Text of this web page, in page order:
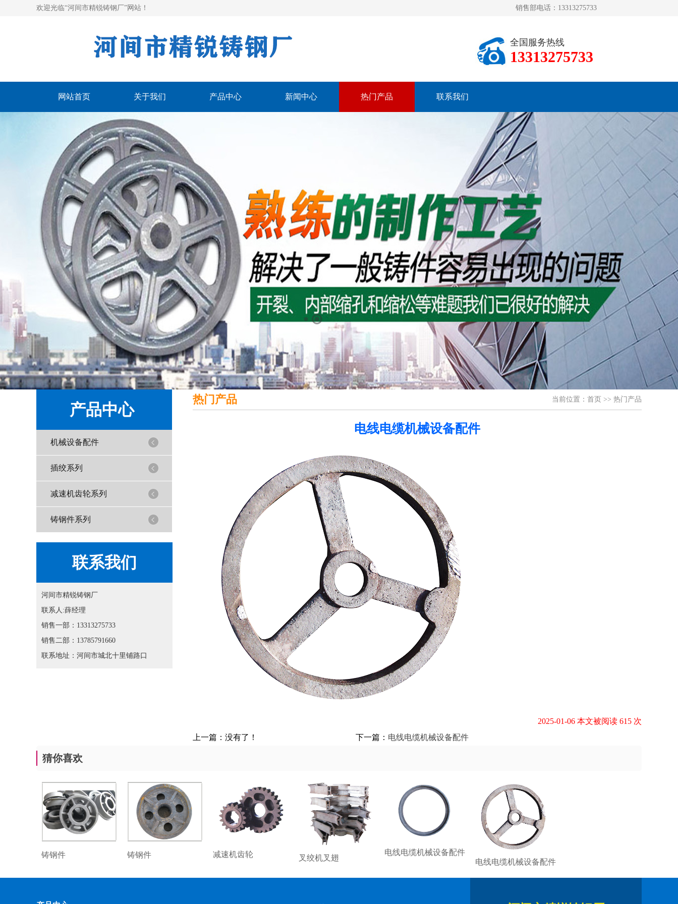
欢迎光临“河间市精锐铸钢厂”网站！ 销售部电话：13313275733
全国服务热线
13313275733
网站首页 关于我们 产品中心 新闻中心 热门产品 联系我们
产品中心
机械设备配件
插绞系列
减速机齿轮系列
铸钢件系列
联系我们
河间市精锐铸钢厂
联系人:薛经理
销售一部：13313275733
销售二部：13785791660
联系地址：河间市城北十里铺路口
热门产品 当前位置： 首页 >> 热门产品
电线电缆机械设备配件
2025-01-06 本文被阅读 615 次
上一篇：没有了！
下一篇： 电线电缆机械设备配件
猜你喜欢
铸钢件 铸钢件 减速机齿轮 叉绞机叉翅
电线电缆机械设备配件
电线电缆机械设备配件